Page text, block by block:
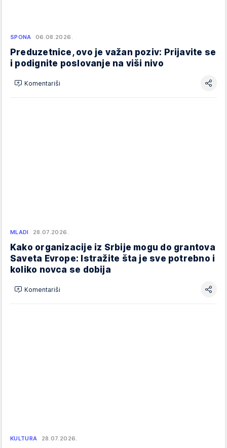
SPONA 06.08.2026.
Preduzetnice, ovo je važan poziv: Prijavite se
i podignite poslovanje na viši nivo
Komentariši
MLADI 28.07.2026.
Kako organizacije iz Srbije mogu do grantova
Saveta Evrope: Istražite šta je sve potrebno i
koliko novca se dobija
Komentariši
KULTURA 28.07.2026.